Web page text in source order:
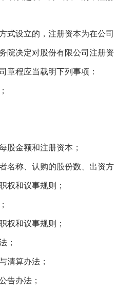
式设立的，注册资本为在公
院决定对股份有限公司注册
程应当载明下列事项：
股金额和注册资本；
名称、认购的股份数、出资
权和议事规则；
权和议事规则；
；
清算办法；
告办法；